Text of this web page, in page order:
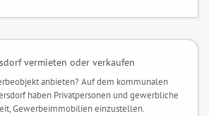
vermieten oder verkaufen
anbieten? Auf dem kommunalen
haben Privatpersonen und gewerbliche
Gewerbeimmobilien einzustellen.